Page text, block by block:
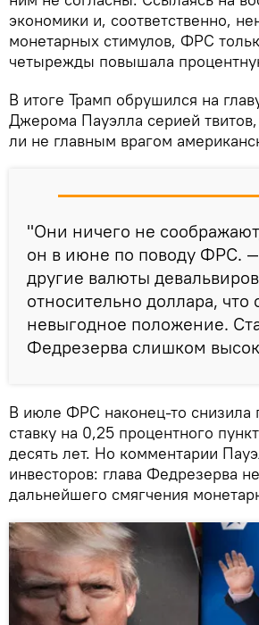
экономики и, соответственно,
монетарных стимулов, ФРС
четырежды повышала
В итоге Трамп обрушился на
Джерома Пауэлла серией твитов,
ли не главным врагом
"Они ничего не
он в июне по поводу ФРС.
другие валюты
относительно доллара, что
невыгодное положение.
Федрезерва слишком
В июле ФРС наконец-то снизила
ставку на 0,25 процентного
десять лет. Но комментарии
инвесторов: глава Федрезерва
дальнейшего смягчения